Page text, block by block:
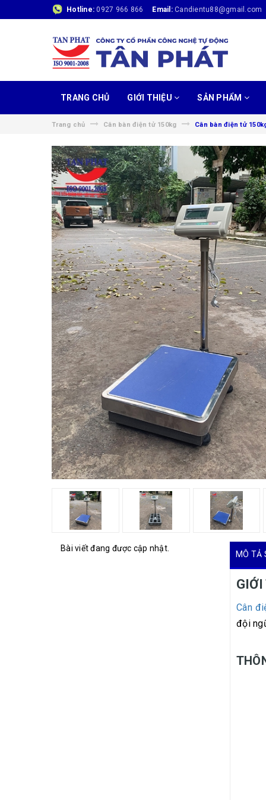
Hotline:0927 966 866 Email: Candientu88@gmail.com
TRANG CHỦ GIỚI THIỆU SẢN PHẨM
Trang chủ Cân bàn điện tử 150kg Cân bàn điện tử
MÔ TẢ
Cân
đội
Bài viết đang được cập nhật.